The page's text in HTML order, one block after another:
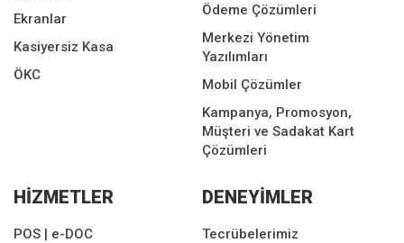
Ekranlar
Kasiyersiz Kasa
ÖKC
Ödeme Çözümleri
Merkezi Yönetim
Yazılımları
Mobil Çözümler
Kampanya, Promosyon,
Müşteri ve Sadakat Kart
Çözümleri
HİZMETLER
POS | e-DOC
DENEYİMLER
Tecrübelerimiz